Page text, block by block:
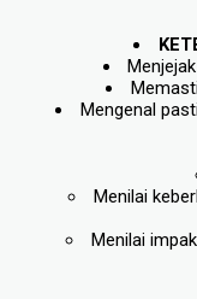
Mengenal
Menilai
Menilai